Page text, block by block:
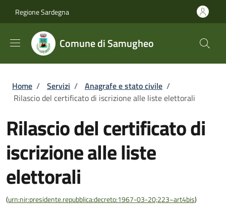
Regione Sardegna
Comune di Samugheo
Briciole di pane
Home / Servizi / Anagrafe e stato civile /
Rilascio del certificato di iscrizione alle liste elettorali
Rilascio del certificato di
iscrizione alle liste
elettorali
(urn:nir:presidente.repubblica:decreto:1967-03-20;223~art4bis)